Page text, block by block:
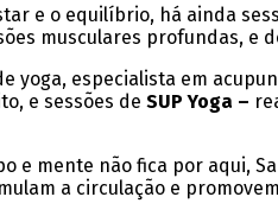
e o equilíbrio, há ainda
musculares profundas, e
yoga, especialista em
e sessões de SUP Yoga –
e mente não fica por aqui,
a circulação e